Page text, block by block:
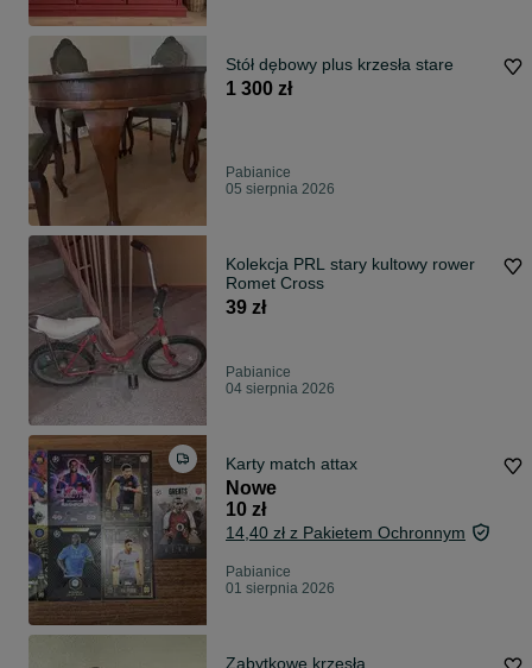
Stół dębowy plus krzesła stare
1 300 zł
Pabianice
05 sierpnia 2026
Kolekcja PRL stary kultowy rower
Romet Cross
39 zł
Pabianice
04 sierpnia 2026
Karty match attax
Nowe
10 zł
14,40 zł z Pakietem Ochronnym
Pabianice
01 sierpnia 2026
Zabytkowe krzesła